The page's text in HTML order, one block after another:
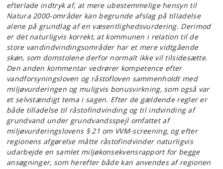
efterlade indtryk af, at mere ubestemmelige hensyn til
Natura 2000-områder kan begrunde afslag på tilladelse
alene på grundlag af en væsentlighedsvurdering. Derimod
er det naturligvis korrekt, at kommunen i relation til de
store vandindvindingsområder har et mere vidtgående
skøn, som domstolene derfor normalt ikke vil tilsidesætte.
Den anden kommentar vedrører kompetence efter
vandforsyningsloven og råstofloven sammenholdt med
miljøvurderingen og muligvis bonusvirkning, som også var
et selvstændigt tema i sagen. Efter de gældende regler er
både tilladelse til råstofindvinding og til indvinding af
grundvand under grundvandsspejl omfattet af
miljøvurderingslovens § 21 om VVM-screening, og efter
regionens afgørelse måtte råstofindvinder naturligvis
udarbejde en samlet miljøkonsekvensrapport for begge
ansøgninger, som herefter både kan anvendes af regionen